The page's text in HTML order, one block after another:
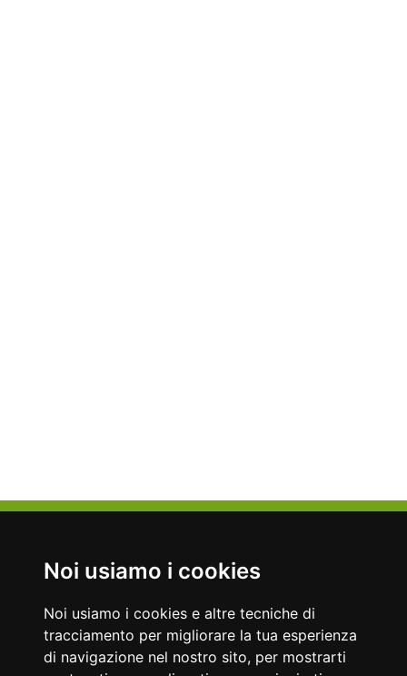
Noi usiamo i cookies
Noi usiamo i cookies e altre tecniche di
tracciamento per migliorare la tua esperienza
di navigazione nel nostro sito, per mostrarti
08/08/1981
Roger Federer
08/08/1879
Emiliano Zapata
Accadde Oggi
08/08/1969
Viene scattata ai Beatles la celebre foto sulle strisce pedonali di
08/08/1786
Prima scalata del Monte Bianco.